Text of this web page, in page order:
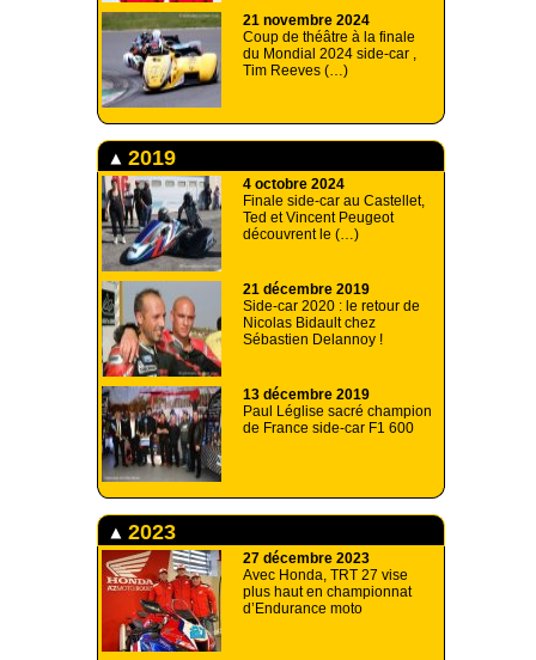
21 novembre 2024
Coup de théâtre à la finale
du Mondial 2024 side-car ,
Tim Reeves (…)
2019
4 octobre 2024
Finale side-car au Castellet,
Ted et Vincent Peugeot
découvrent le (…)
21 décembre 2019
Side-car 2020 : le retour de
Nicolas Bidault chez
Sébastien Delannoy !
13 décembre 2019
Paul Léglise sacré champion
de France side-car F1 600
2023
27 décembre 2023
Avec Honda, TRT 27 vise
plus haut en championnat
d’Endurance moto